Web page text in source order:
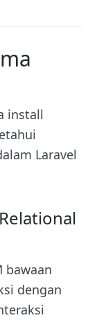
install
Laravel
bawaan
dengan